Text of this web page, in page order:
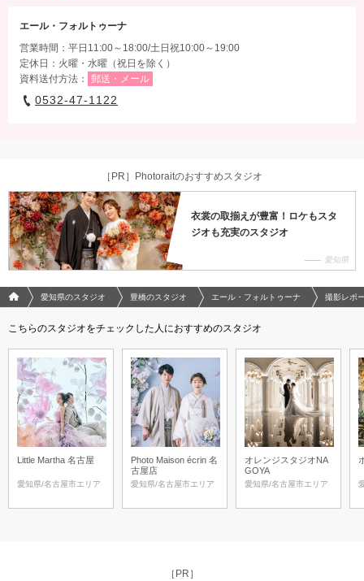
エール・フォルトゥーナ
営業時間：平日11:00～18:00/土日祝10:00～19:00
定休日：火曜・水曜（祝日を除く）
資料送付方法：
郵送・メール
0532-47-1122
［PR］Photoraitのおすすめスタジオ
衣裳の取揃えが豊富！ロケもスタ
ジオも充実のスタジオ
愛知県
フォトウエディング/結婚写真のPhotorait ホーム
愛知県のスタジオ 豊橋のスタジオ エール・フォルトゥーナ 撮影レポ
こちらのスタジオをチェックした人におすすめのスタジオ
Little Martha 名古屋
愛知県/名古屋市エリア
Photo Maison écrin 名
古屋店
愛知県/名古屋市エリア
オレンジスタジオNA
GOYA
愛知県/名古屋市エリア
［PR］